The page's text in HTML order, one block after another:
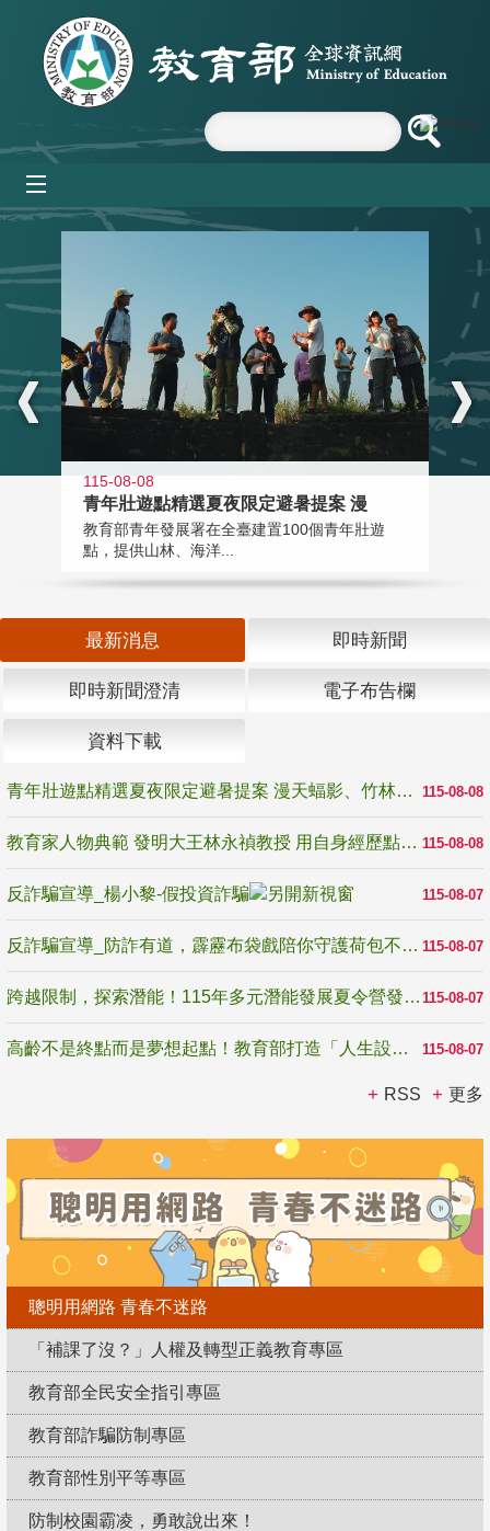
跳到主要內容區塊
:::
115-08-08
青年壯遊點精選夏夜限定避暑提案 漫
教育部青年發展署在全臺建置100個青年壯遊
點，提供山林、海洋...
最新消息 即時新聞
即時新聞澄清 電子布告欄
資料下載
115-08-08
青年壯遊點精選夏夜限定避暑提案 漫天蝠影、竹林尋蛙、茶香夜觀 邀青年暮色出發
115-08-08
教育家人物典範 發明大王林永禎教授 用自身經歷點亮學生的路
115-08-07
反詐騙宣導_楊小黎-假投資詐騙
115-08-07
反詐騙宣導_防詐有道，霹靂布袋戲陪你守護荷包不受騙
115-08-07
跨越限制，探索潛能！115年多元潛能發展夏令營發掘生命無限可能
115-08-07
高齡不是終點而是夢想起點！教育部打造「人生設計夢工場」 參展第3屆高齡健康產業博覽會
RSS 更多
聰明用網路 青春不迷路
「補課了沒？」人權及轉型正義教育專區
教育部全民安全指引專區
教育部詐騙防制專區
教育部性別平等專區
防制校園霸凌，勇敢說出來！